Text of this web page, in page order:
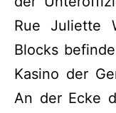
Rue Juliette
Blocks
Kasino der
An der Ecke